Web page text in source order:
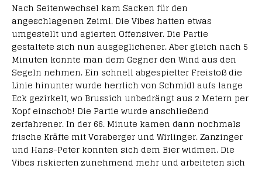
Nach Seitenwechsel kam Sacken für den
angeschlagenen Zeiml. Die Vibes hatten etwas
umgestellt und agierten Offensiver. Die Partie
gestaltete sich nun ausgeglichener. Aber gleich nach 5
Minuten konnte man dem Gegner den Wind aus den
Segeln nehmen. Ein schnell abgespielter Freistoß die
Linie hinunter wurde herrlich von Schmidl aufs lange
Eck gezirkelt, wo Brussich unbedrängt aus 2 Metern per
Kopf einschob! Die Partie wurde anschließend
zerfahrener. In der 66. Minute kamen dann nochmals
frische Kräfte mit Voraberger und Wirlinger. Zanzinger
und Hans-Peter konnten sich dem Bier widmen. Die
Vibes riskierten zunehmend mehr und arbeiteten sich